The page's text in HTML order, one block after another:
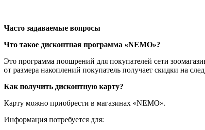
Часто задаваемые вопросы
Что такое дисконтная программа «NEMO»?
Это программа поощрений для покупателей сети
от размера накоплений покупатель получает скидки на
Как получить дисконтную карту?
Карту можно приобрести в магазинах «NEMO».
Информация потребуется для: